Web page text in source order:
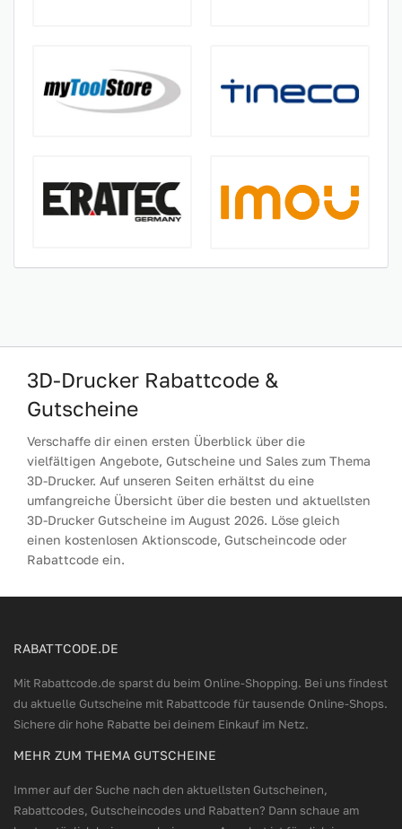
3D-Drucker Rabattcode &
Gutscheine
Verschaffe dir einen ersten Überblick über die
vielfältigen Angebote, Gutscheine und Sales zum Thema
3D-Drucker. Auf unseren Seiten erhältst du eine
umfangreiche Übersicht über die besten und aktuellsten
3D-Drucker Gutscheine im August 2026. Löse gleich
einen kostenlosen Aktionscode, Gutscheincode oder
Rabattcode ein.
RABATTCODE.DE
Mit Rabattcode.de sparst du beim Online-Shopping. Bei uns findest
du aktuelle Gutscheine mit Rabattcode für tausende Online-Shops.
Sichere dir hohe Rabatte bei deinem Einkauf im Netz.
MEHR ZUM THEMA GUTSCHEINE
Immer auf der Suche nach den aktuellsten Gutscheinen,
Rabattcodes, Gutscheincodes und Rabatten? Dann schaue am